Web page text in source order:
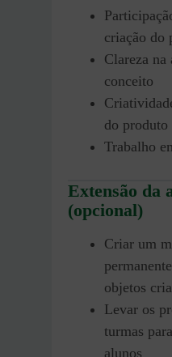
criação do
Clareza na
conceito
do produto
Trabalho
Extensão da
(opcional)
Criar um
objetos
Levar os
turmas
alunos